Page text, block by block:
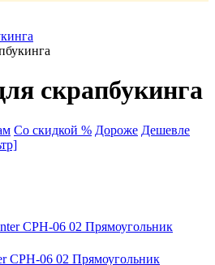
скрапбукинга
Со скидкой % Дороже Дешевле
CPH-06 02 Прямоугольник